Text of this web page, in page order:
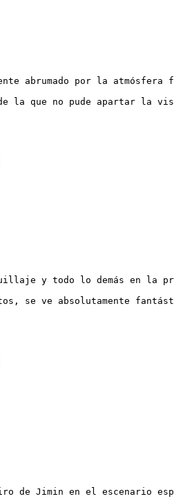
abrumado por la
la que no pude apartar la
y todo lo demás en la
se ve absolutamente
de Jimin en el escenario